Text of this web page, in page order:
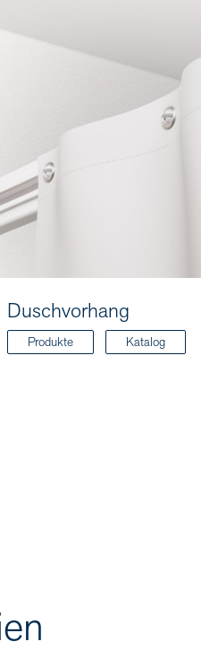
Duschvorhang
Produkte Katalog